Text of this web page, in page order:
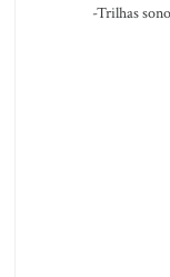
-Trilhas